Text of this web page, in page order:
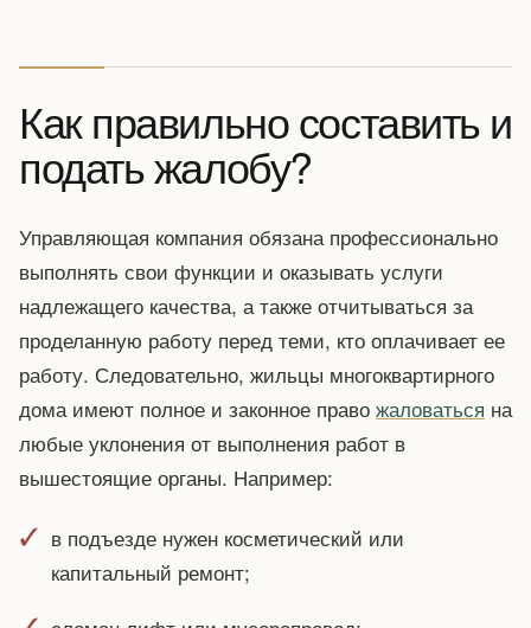
Как правильно составить и
подать жалобу?
Управляющая компания обязана профессионально
выполнять свои функции и оказывать услуги
надлежащего качества, а также отчитываться за
проделанную работу перед теми, кто оплачивает ее
работу. Следовательно, жильцы многоквартирного
дома имеют полное и законное право жаловаться на
любые уклонения от выполнения работ в
вышестоящие органы. Например:
в подъезде нужен косметический или
капитальный ремонт;